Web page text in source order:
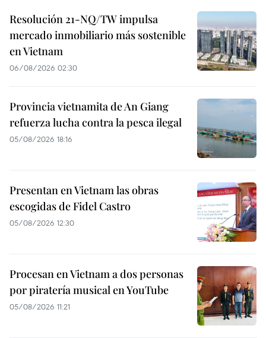
Resolución 21-NQ/TW impulsa
mercado inmobiliario más sostenible
en Vietnam
06/08/2026 02:30
Provincia vietnamita de An Giang
refuerza lucha contra la pesca ilegal
05/08/2026 18:16
Presentan en Vietnam las obras
escogidas de Fidel Castro
05/08/2026 12:30
Procesan en Vietnam a dos personas
por piratería musical en YouTube
05/08/2026 11:21